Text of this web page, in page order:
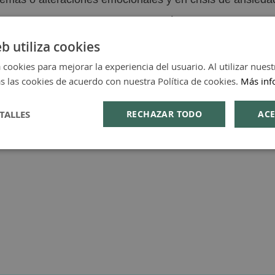
a dormir bien y en toda alteración del sistema
de tomar Allium Noir Calm consulte a su médico si
orales o warfarina, ya que puede tener
ml.
utiliza cookies
cookies para mejorar la experiencia del usuario. Al utilizar
las cookies de acuerdo con nuestra Política de cookies. Más
RECHAZAR TODO